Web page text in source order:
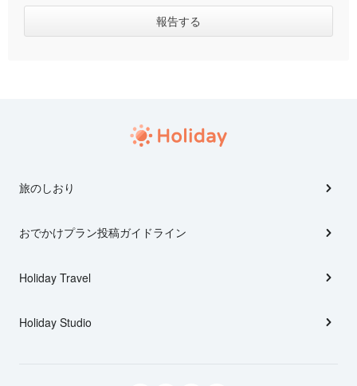
旅のしおり
おでかけプラン投稿ガイドライン
Holiday Travel
Holiday Studio